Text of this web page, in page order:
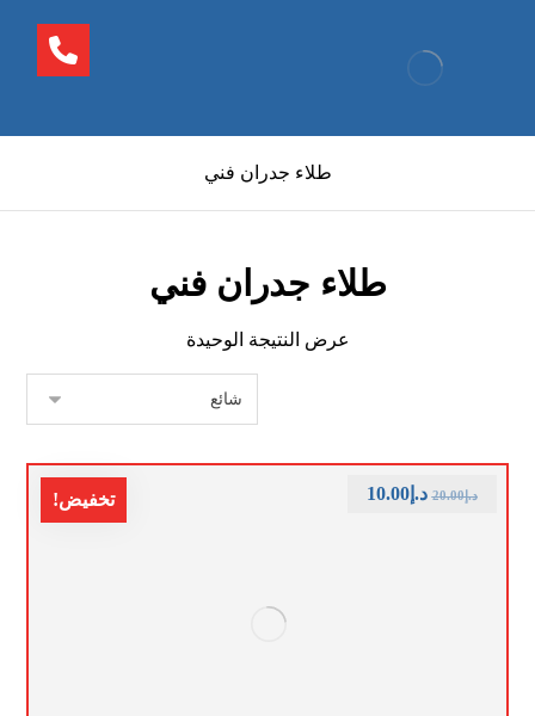
طلاء جدران فني
طلاء جدران فني
عرض النتيجة الوحيدة
تخفيض! د.إ20.00 د.إ10.00